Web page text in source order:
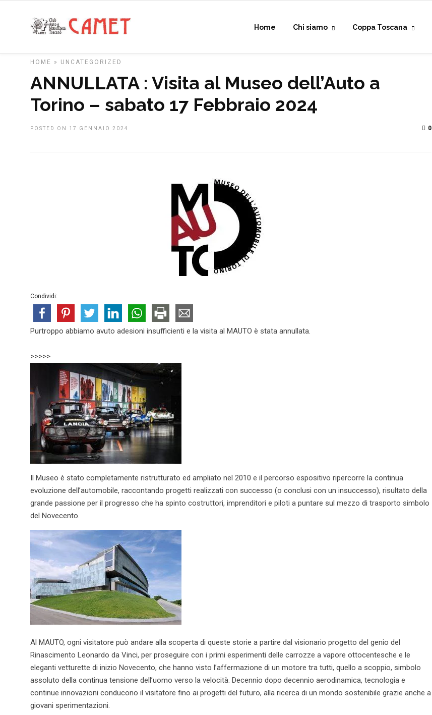
Home Chi siamo Coppa Toscana
HOME » UNCATEGORIZED
ANNULLATA : Visita al Museo dell’Auto a
Torino – sabato 17 Febbraio 2024
POSTED ON 17 GENNAIO 2024 0
Condividi:
Purtroppo abbiamo avuto adesioni insufficienti e la visita al MAUTO è stata annullata.
>>>>>
Il Museo è stato completamente ristrutturato ed ampliato nel 2010 e il percorso espositivo ripercorre la continua
evoluzione dell’automobile, raccontando progetti realizzati con successo (o conclusi con un insuccesso), risultato della
grande passione per il progresso che ha spinto costruttori, imprenditori e piloti a puntare sul mezzo di trasporto simbolo
del Novecento.
Al MAUTO, ogni visitatore può andare alla scoperta di queste storie a partire dal visionario progetto del genio del
Rinascimento Leonardo da Vinci, per proseguire con i primi esperimenti delle carrozze a vapore ottocentesche e le
eleganti vetturette di inizio Novecento, che hanno visto l’affermazione di un motore tra tutti, quello a scoppio, simbolo
assoluto della continua tensione dell’uomo verso la velocità. Decennio dopo decennio aerodinamica, tecnologia e
continue innovazioni conducono il visitatore fino ai progetti del futuro, alla ricerca di un mondo sostenibile grazie anche a
giovani sperimentazioni.